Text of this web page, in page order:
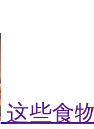
这些食